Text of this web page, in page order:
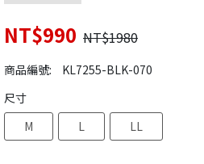
NT$990 NT$1980
商品編號:
KL7255-BLK-070
尺寸
M
L LL